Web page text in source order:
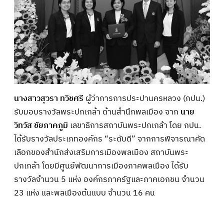
นางสาวสุวรา ทวิชศรี ผู้ว่าการการประปานครหลวง (กปน.)
รับมอบรางวัลพระปกเกล้า ด้านสำนึกพลเมือง จาก นาย
วิทวัส ชัยภาคภูมิ เลขาธิการสถาบันพระปกเกล้า โดย กปน.
ได้รับรางวัลประเภทองค์กร “ระดับดี” จากการพิจารณาคัด
เลือกของสำนักส่งเสริมการเมืองพลเมือง สถาบันพระ
ปกเกล้า โดยมีศูนย์พัฒนาการเมืองภาคพลเมือง ได้รับ
รางวัลจำนวน 5 แห่ง องค์กรภาครัฐและภาคเอกชน จำนวน
23 แห่ง และพลเมืองต้นแบบ จำนวน 16 คน